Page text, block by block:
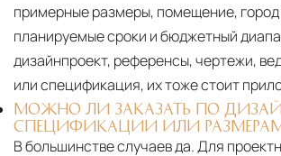
примерные размеры, помещение, город
планируемые сроки и бюджетный
дизайнпроект, референсы, чертежи,
или спецификация, их тоже стоит
МОЖНО ЛИ ЗАКАЗАТЬ ПО
СПЕЦИФИКАЦИИ ИЛИ
В большинстве случаев да. Для